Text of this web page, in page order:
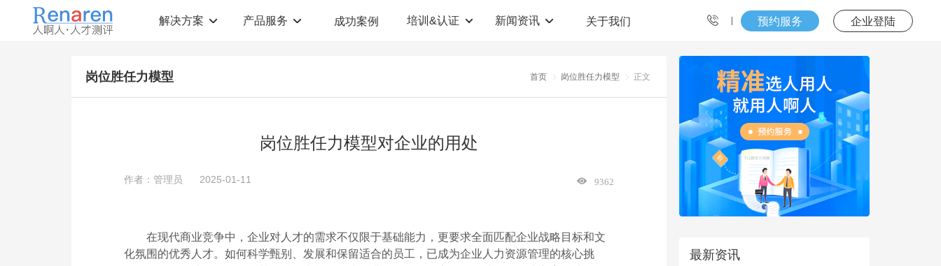
解决方案
测评解决方案
员工生涯规划 360°在线评估
企业管理咨询
产品服务
人才测评产品
青年干部能力测评
人才测评工具 AI招聘测评工具
人啊人测评云系统
成功案例 培训&认证 新闻资讯 关于我们 预约服务 企业登陆
岗位胜任力模型 首页 岗位胜任力模型 正文
岗位胜任力模型对企业的用处
作者：管理员 2025-01-11 9362
在现代商业竞争中，企业对人才的需求不仅限于基础能力，更要求全面匹配企业战略目标和文
化氛围的优秀人才。如何科学甄别、发展和保留适合的员工，已成为企业人力资源管理的核心挑
最新资讯